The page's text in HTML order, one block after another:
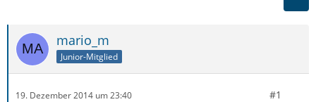
mario_m
Junior-Mitglied
19. Dezember 2014 um 23:40 #1